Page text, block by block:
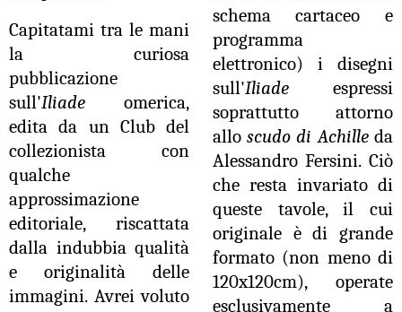
Capitatami tra le mani
la curiosa
pubblicazione
sull'Iliade omerica,
edita da un Club del
collezionista con
qualche
approssimazione
editoriale, riscattata
dalla indubbia qualità
e originalità delle
immagini. Avrei voluto
schema cartaceo e
programma
elettronico) i disegni
sull'Iliadeespressi
soprattutto attorno
alloscudo di Achilleda
Alessandro Fersini. Ciò
che resta invariato di
queste tavole, il cui
originale è di grande
formato (non meno di
120x120cm), operate
esclusivamente a